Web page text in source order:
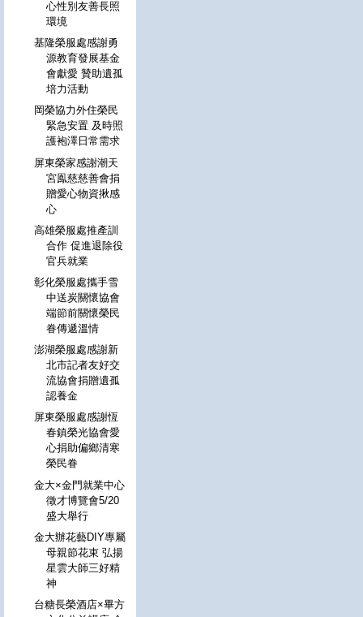
心性別友善長照
環境
基隆榮服處感謝勇
源教育發展基金
會獻愛 贊助遺孤
培力活動
岡榮協力外住榮民
緊急安置 及時照
護袍澤日常需求
屏東榮家感謝潮天
宮鳯慈慈善會捐
贈愛心物資揪感
心
高雄榮服處推產訓
合作 促進退除役
官兵就業
彰化榮服處攜手雪
中送炭關懷協會
端節前關懷榮民
眷傳遞溫情
澎湖榮服處感謝新
北市記者友好交
流協會捐贈遺孤
認養金
屏東榮服處感謝恆
春鎮榮光協會愛
心捐助偏鄉清寒
榮民眷
金大×金門就業中心
徵才博覽會5/20
盛大舉行
金大辦花藝DIY專屬
母親節花束 弘揚
星雲大師三好精
神
台糖長榮酒店×畢方